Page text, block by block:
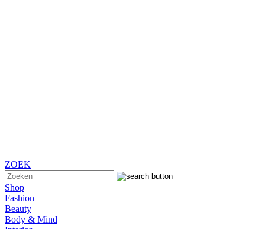
ZOEK
Shop
Fashion
Beauty
Body & Mind